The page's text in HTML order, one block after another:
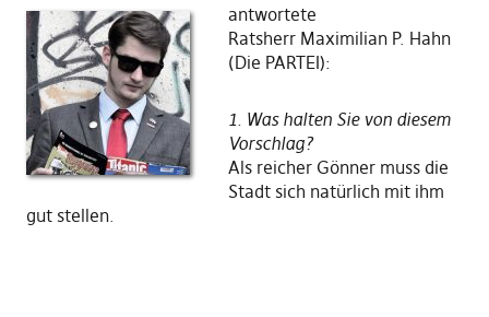
antwortete
Ratsherr Maximilian P. Hahn
(Die PARTEI):
1. Was halten Sie von diesem
Vorschlag?
Als reicher Gönner muss die
Stadt sich natürlich mit ihm
gut stellen.